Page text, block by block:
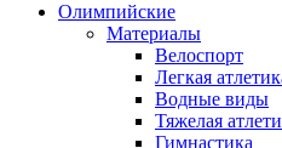
Олимпийские
Материалы
Велоспорт
Легкая
Водные виды
Тяжелая
Гимнастика